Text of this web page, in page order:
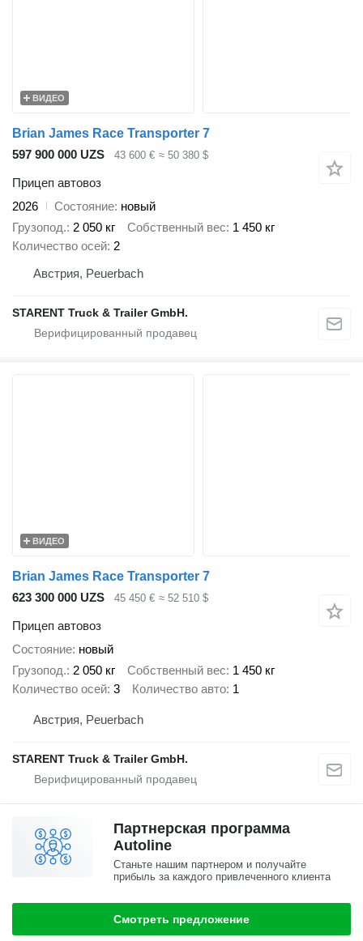
ВИДЕО
Brian James Race Transporter 7
597 900 000 UZS
43 600 € ≈ 50 380 $
Прицеп автовоз
2026
Состояние новый
Грузопод. 2 050 кг Собственный вес 1 450 кг
Количество осей 2
Австрия, Peuerbach
STARENT Truck & Trailer GmbH.
ВИДЕО
Brian James Race Transporter 7
623 300 000 UZS
45 450 € ≈ 52 510 $
Прицеп автовоз
Состояние новый
Грузопод. 2 050 кг Собственный вес 1 450 кг
Количество осей 3 Количество авто 1
Австрия, Peuerbach
STARENT Truck & Trailer GmbH.
Партнерская программа
Autoline
Станьте нашим партнером и получайте
прибыль за каждого привлеченного клиента
Смотреть предложение